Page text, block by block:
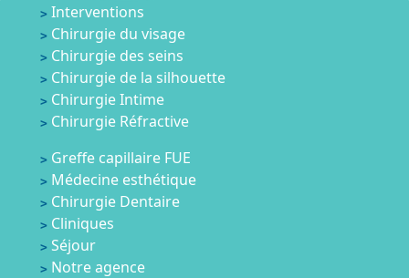
Interventions
Chirurgie du visage
Chirurgie des seins
Chirurgie de la silhouette
Chirurgie Intime
Chirurgie Réfractive
Greffe capillaire FUE
Médecine esthétique
Chirurgie Dentaire
Cliniques
Séjour
Notre agence